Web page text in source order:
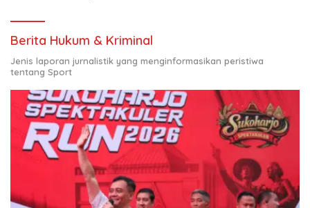
Berita Hukum & Kriminal
Jenis laporan jurnalistik yang menginformasikan peristiwa
tentang Sport